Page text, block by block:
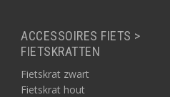
ACCESSOIRES FIETS >
FIETSKRATTEN
Fietskrat zwart
Fietskrat hout